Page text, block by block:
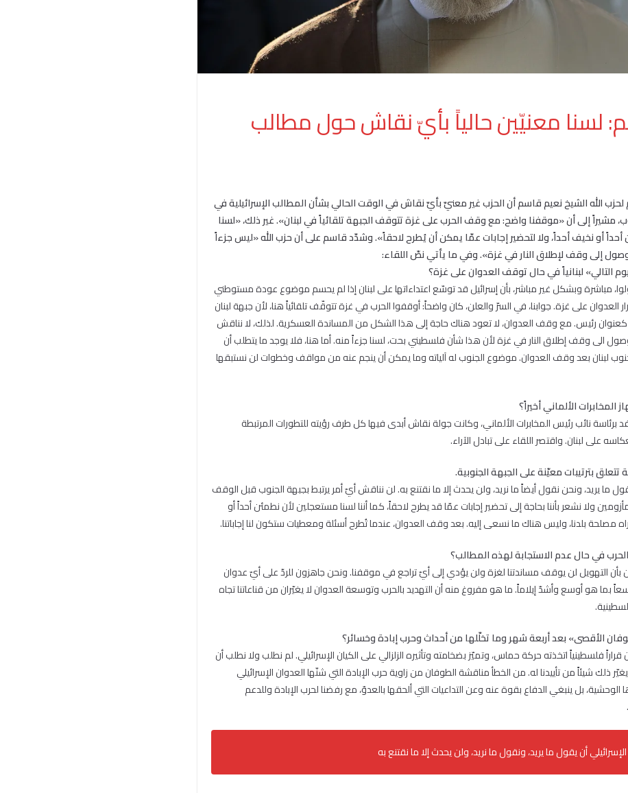
لسنا معنيّين حالياً بأيّ نقاش حول مطالب
لحزب الله الشيخ نعيم قاسم أن الحزب غير معنيّ بأيّ نقاش في الوقت الحالي بشأن المطالب الإسرائيلية في
مشيراً إلى أن «موقفنا واضح: مع وقف الحرب على غزة تتوقف الجبهة تلقائياً في لبنان». غير ذلك، «لسنا
أو نخيف أحداً، ولا لتحضير إجابات عمّا يمكن أن يُطرح لاحقاً». وشدّد قاسم على أن حزب الله «ليس جزءاً
إلى وقف لإطلاق النار في غزة». وفي ما يأتي نصّ اللقاء:
التالي» لبنانياً في حال توقف العدوان على غزة؟
مباشرة وبشكل غير مباشر، بأن إسرائيل قد توسّع اعتداءاتها على لبنان إذا لم يحسم موضوع عودة مستوطني
على غزة. جوابنا، في السرّ والعلن، كان واضحاً: أوقفوا الحرب في غزة تتوقّف تلقائياً هنا، لأن جبهة لبنان
رئيس. مع وقف العدوان، لا تعود هناك حاجة إلى هذا الشكل من المساندة العسكرية. لذلك، لا نناقش
الى وقف إطلاق النار في غزة لأن هذا شأن فلسطيني بحت، لسنا جزءاً منه. أما هنا، فلا يوجد ما يتطلب أن
لبنان بعد وقف العدوان. موضوع الجنوب له آلياته وما يمكن أن ينجم عنه من مواقف وخطوات لن نستبقها
المخابرات الألماني أخيراً؟
نائب رئيس المخابرات الألماني، وكانت جولة نقاش أبدى فيها كل طرف رؤيته للتطورات المرتبطة
على لبنان. واقتصر اللقاء على تبادل الآراء.
بترتيبات معيّنة على الجبهة الجنوبية.
ما يريد، ونحن نقول أيضاً ما نريد، ولن يحدث إلا ما نقتنع به. لن نناقش أيّ أمر يرتبط بجبهة الجنوب قبل الوقف
ولا نشعر بأننا بحاجة إلى تحضير إجابات عمّا قد يطرح لاحقاً، كما أننا لسنا مستعجلين لأن نطمئن أحداً أو
مصلحة بلدنا، وليس هناك ما نسعى إليه. بعد وقف العدوان، عندما تُطرح أسئلة ومعطيات ستكون لنا إجاباتنا.
في حال عدم الاستجابة لهذه المطالب؟
بأن التهويل لن يوقف مساندتنا لغزة ولن يؤدي إلى أيّ تراجع في موقفنا. ونحن جاهزون للردّ على أيّ عدوان
بما هو أوسع وأشدّ إيلاماً. ما هو مفروغ منه أن التهديد بالحرب وتوسعة العدوان لا يغيّران من قناعاتنا تجاه
الأقصى» بعد أربعة شهر وما تخلّلها من أحداث وحرب إبادة وخسائر؟
فلسطينياً اتخذته حركة حماس، وتميّز بضخامته وتأثيره الزلزالي على الكيان الإسرائيلي. لم نطلب ولا نطلب أن
ذلك شيئاً من تأييدنا له. من الخطأ مناقشة الطوفان من زاوية حرب الإبادة التي شنّها العدوان الإسرائيلي
الوحشية، بل ينبغي الدفاع بقوة عنه وعن التداعيات التي ألحقها بالعدوّ، مع رفضنا لحرب الإبادة وللدعم
أن يقول ما يريد، ونقول ما نريد، ولن يحدث إلا ما نقتنع به